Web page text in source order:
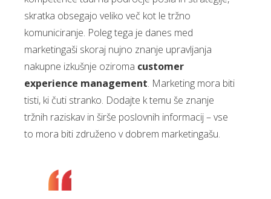
skratka obsegajo veliko več kot le tržno
komuniciranje. Poleg tega je danes med
marketingaši skoraj nujno znanje upravljanja
nakupne izkušnje oziroma customer
experience management. Marketing mora biti
tisti, ki čuti stranko. Dodajte k temu še znanje
tržnih raziskav in širše poslovnih informacij – vse
to mora biti združeno v dobrem marketingašu.